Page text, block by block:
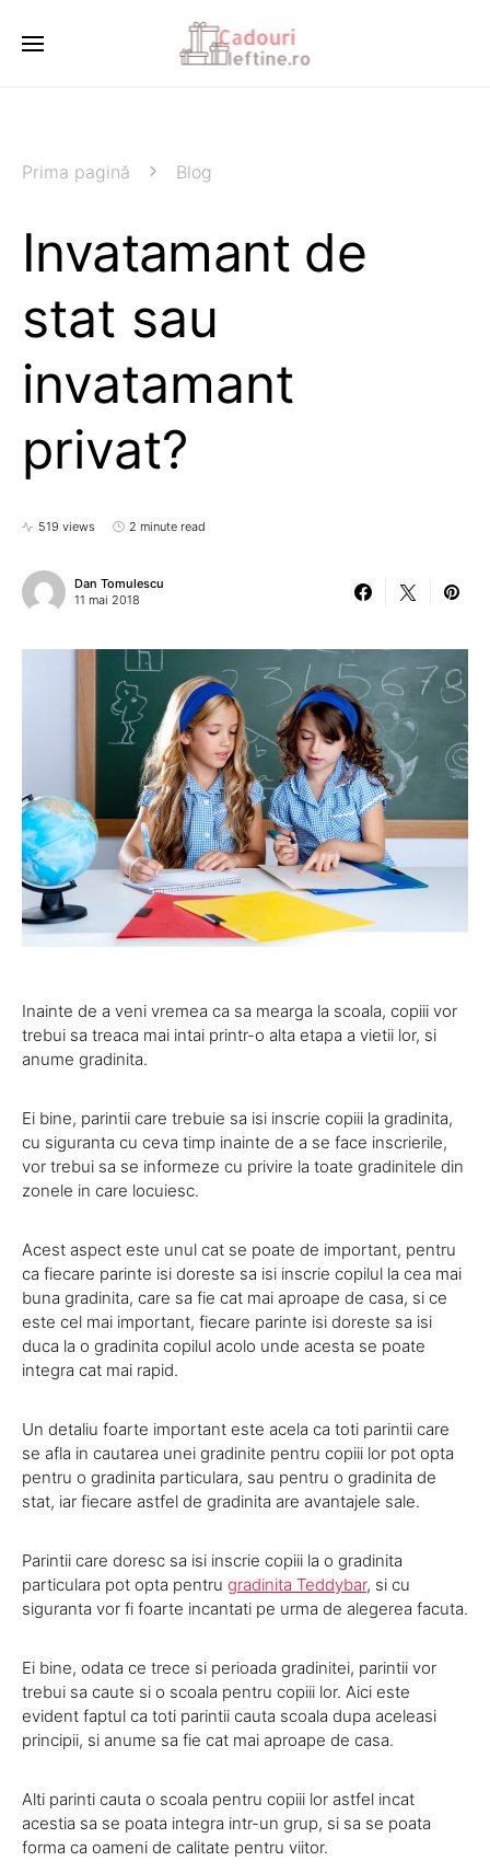
Prima pagină Blog
Invatamant de
stat sau
invatamant
privat?
519 views 2 minute read
Dan Tomulescu
11 mai 2018
Inainte de a veni vremea ca sa mearga la scoala, copiii vor
trebui sa treaca mai intai printr-o alta etapa a vietii lor, si
anume gradinita.
Ei bine, parintii care trebuie sa isi inscrie copiii la gradinita,
cu siguranta cu ceva timp inainte de a se face inscrierile,
vor trebui sa se informeze cu privire la toate gradinitele din
zonele in care locuiesc.
Acest aspect este unul cat se poate de important, pentru
ca fiecare parinte isi doreste sa isi inscrie copilul la cea mai
buna gradinita, care sa fie cat mai aproape de casa, si ce
este cel mai important, fiecare parinte isi doreste sa isi
duca la o gradinita copilul acolo unde acesta se poate
integra cat mai rapid.
Un detaliu foarte important este acela ca toti parintii care
se afla in cautarea unei gradinite pentru copiii lor pot opta
pentru o gradinita particulara, sau pentru o gradinita de
stat, iar fiecare astfel de gradinita are avantajele sale.
Parintii care doresc sa isi inscrie copiii la o gradinita
particulara pot opta pentru gradinita Teddybar, si cu
siguranta vor fi foarte incantati pe urma de alegerea facuta.
Ei bine, odata ce trece si perioada gradinitei, parintii vor
trebui sa caute si o scoala pentru copiii lor. Aici este
evident faptul ca toti parintii cauta scoala dupa aceleasi
principii, si anume sa fie cat mai aproape de casa.
Alti parinti cauta o scoala pentru copiii lor astfel incat
acestia sa se poata integra intr-un grup, si sa se poata
forma ca oameni de calitate pentru viitor.